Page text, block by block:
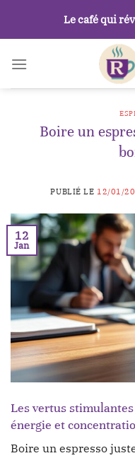
contenu
Le café qui
Boire un
PUBLIÉ LE 12/01/
12
Jan
Les vertus stimulantes
énergie et
Boire un espresso